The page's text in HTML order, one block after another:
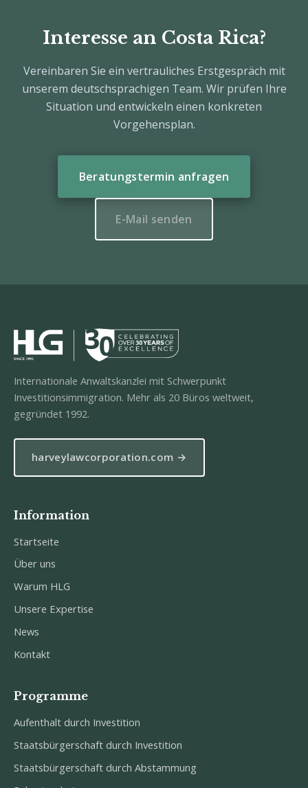
Interesse an Costa Rica?
Vereinbaren Sie ein vertrauliches Erstgespräch mit
unserem deutschsprachigen Team. Wir prüfen Ihre
Situation und entwickeln einen konkreten
Vorgehensplan.
Beratungstermin anfragen
E-Mail senden
Internationale Anwaltskanzlei mit Schwerpunkt
Investitionsimmigration. Mehr als 20 Büros weltweit,
gegründet 1992.
harveylawcorporation.com →
Information
Startseite
Über uns
Warum HLG
Unsere Expertise
News
Kontakt
Programme
Aufenthalt durch Investition
Staatsbürgerschaft durch Investition
Staatsbürgerschaft durch Abstammung